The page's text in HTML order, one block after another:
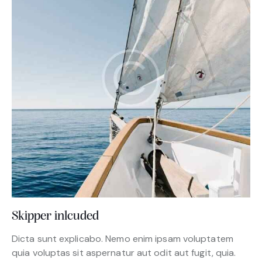
Skipper inlcuded
Dicta sunt explicabo. Nemo enim ipsam voluptatem
quia voluptas sit aspernatur aut odit aut fugit, quia.